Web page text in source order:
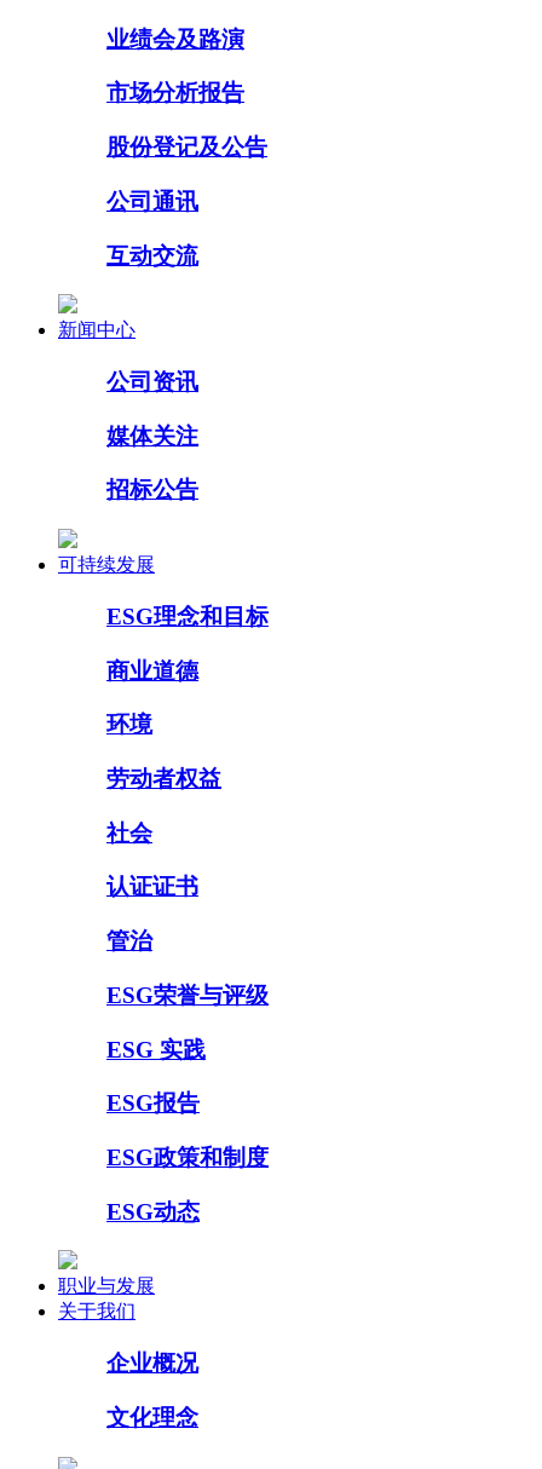
业绩会及路演
市场分析报告
股份登记及公告
公司通讯
互动交流
新闻中心
公司资讯
媒体关注
招标公告
可持续发展
ESG理念和目标
商业道德
环境
劳动者权益
社会
认证证书
管治
ESG荣誉与评级
ESG 实践
ESG报告
ESG政策和制度
ESG动态
职业与发展
关于我们
企业概况
文化理念